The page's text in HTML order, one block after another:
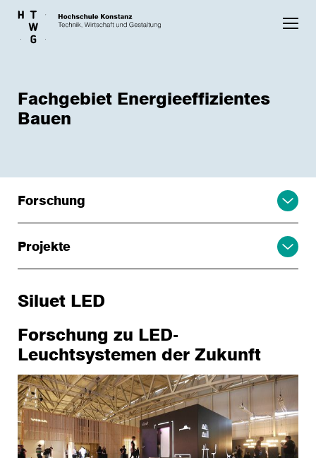
Skip to main content
Fachgebiet Energieeffizientes
Bauen
Forschung
Projekte
Siluet LED
Forschung zu LED-
Leuchtsystemen der Zukunft